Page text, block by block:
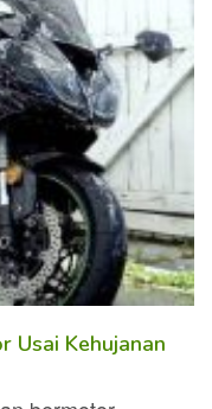
Usai Kehujanan